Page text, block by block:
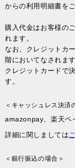
からの利用明細書を
購入代金はお客様の
れます。
なお、クレジットカ
階においてなされます
クレジットカードで
す。
＜キャッシュレス決済
amazonpay、楽天ペ
詳細に関しましては
＜銀行振込の場合＞